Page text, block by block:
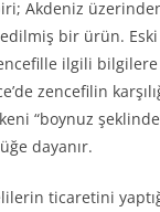
Akdeniz
bir ürün. Eski
ilgili bilgilere
zencefilin
“boynuz
dayanır.
ticaretini